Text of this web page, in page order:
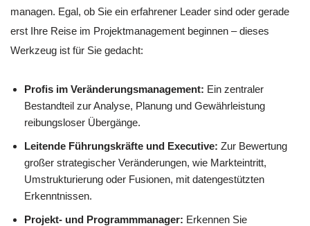
managen. Egal, ob Sie ein erfahrener Leader sind oder gerade
erst Ihre Reise im Projektmanagement beginnen – dieses
Werkzeug ist für Sie gedacht:
Profis im Veränderungsmanagement: Ein zentraler
Bestandteil zur Analyse, Planung und Gewährleistung
reibungsloser Übergänge.
Leitende Führungskräfte und Executive: Zur Bewertung
großer strategischer Veränderungen, wie Markteintritt,
Umstrukturierung oder Fusionen, mit datengestützten
Erkenntnissen.
Projekt- und Programmmanager: Erkennen Sie